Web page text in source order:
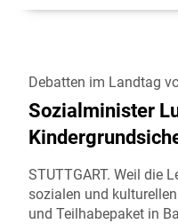
Debatten im Landtag
Sozialminister
STUTTGART. Weil die
sozialen und
und Teilhabepaket in